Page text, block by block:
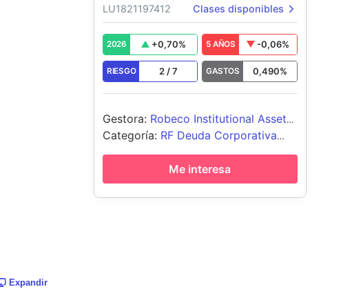
Expandir
LU1821197412 Clases disponibles
2026 +0,70% 5 AÑOS -0,06%
RIESGO 2/7 GASTOS 0,490%
Gestora: Robeco Institutional Asset
Management BV
Categoría: RF Deuda Corporativa
EUR
Me interesa